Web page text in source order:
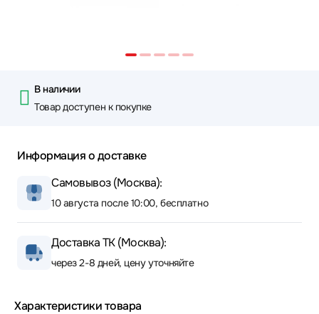
В наличии
Товар доступен к покупке
Информация о доставке
Самовывоз (Москва):
10 августа после 10:00, бесплатно
Доставка ТК (Москва):
через 2-8 дней, цену уточняйте
Характеристики товара